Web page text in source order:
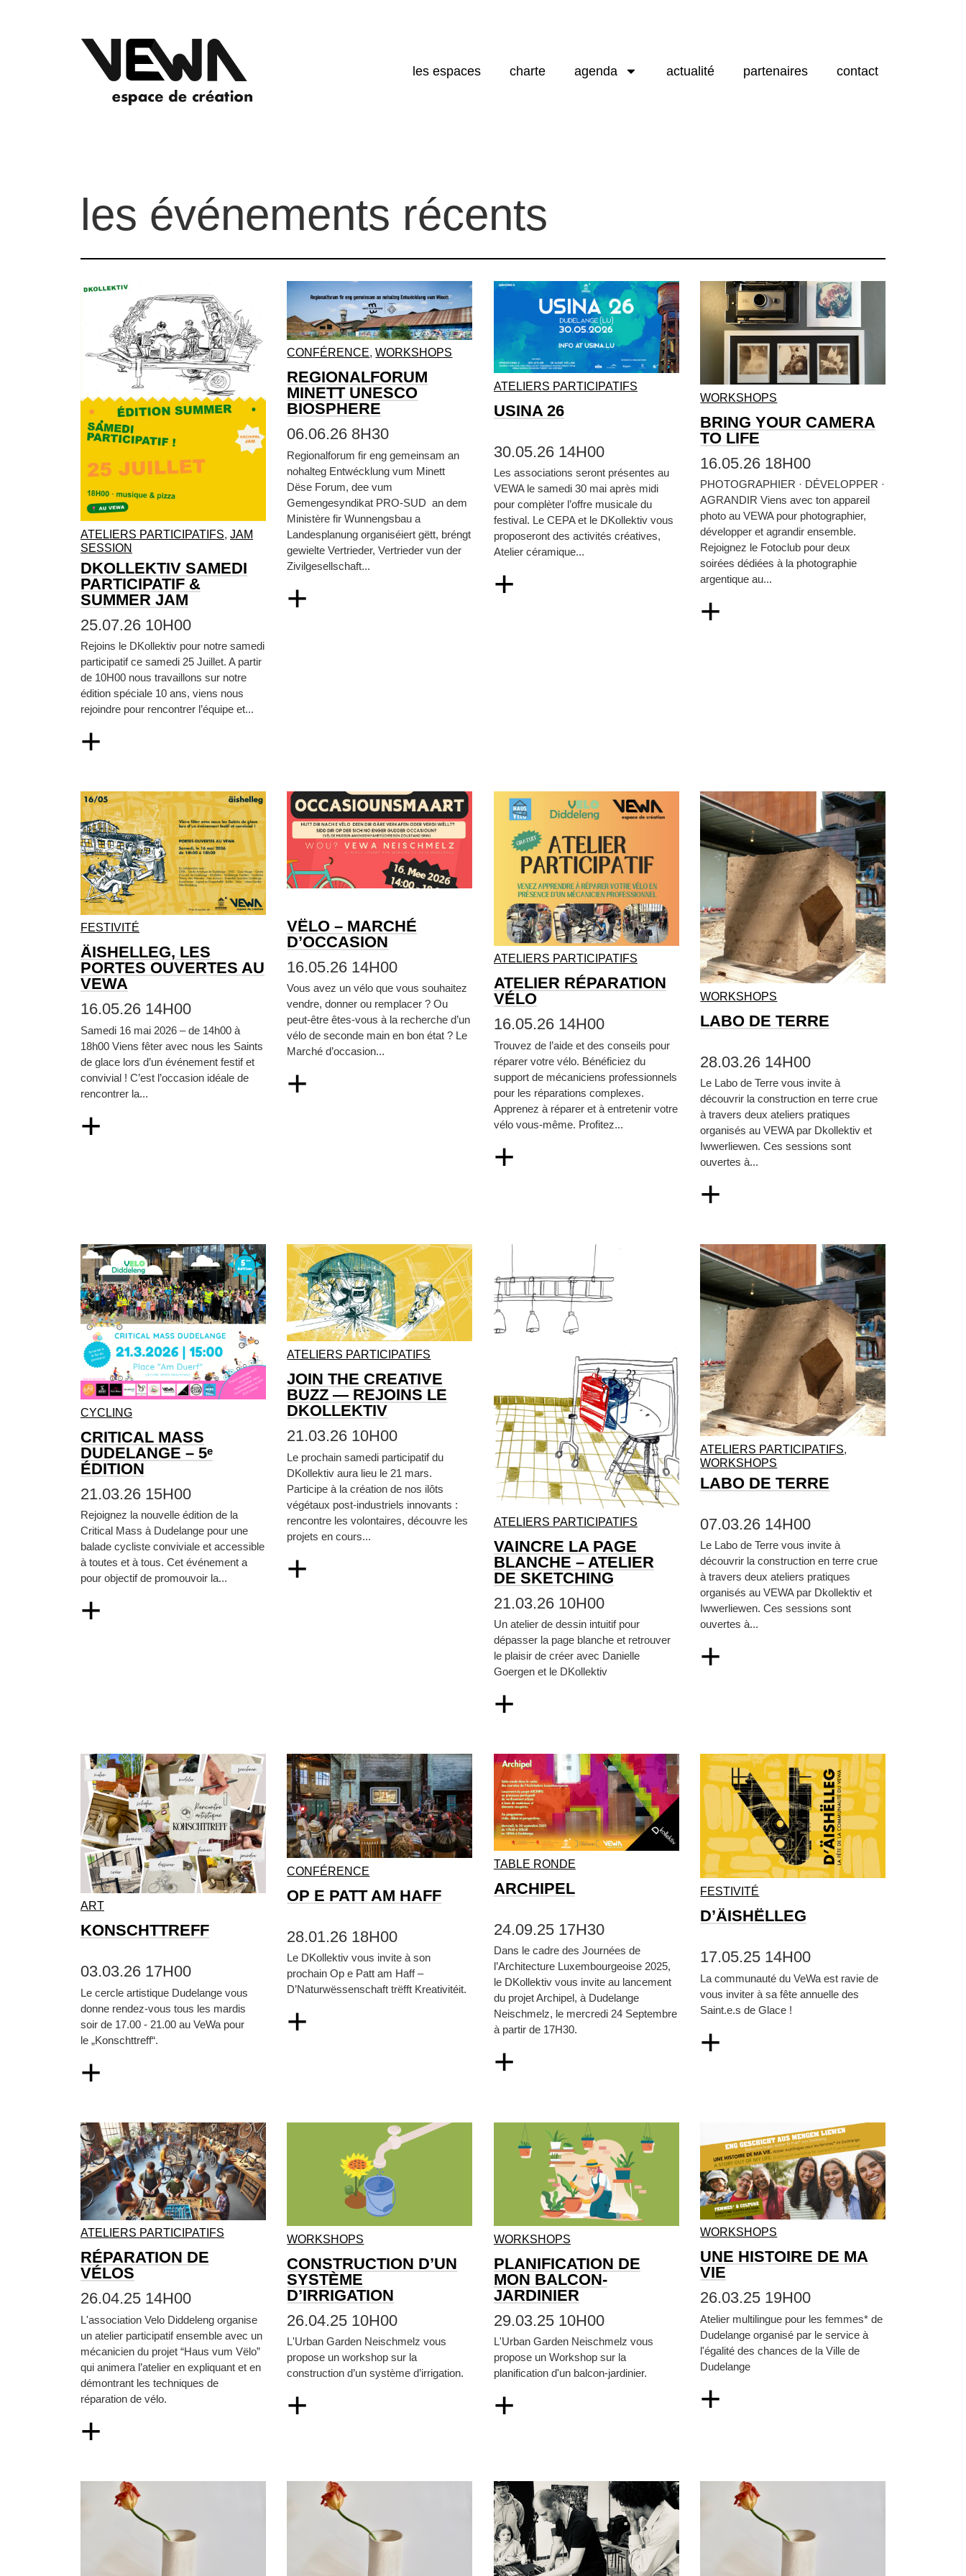
les espaces charte agenda actualité partenaires contact
les événements récents
ATELIERS PARTICIPATIFS, JAM
SESSION
DKOLLEKTIV SAMEDI
PARTICIPATIF &
SUMMER JAM
25.07.26 10H00
Rejoins le DKollektiv pour notre samedi
participatif ce samedi 25 Juillet. A partir
de 10H00 nous travaillons sur notre
édition spéciale 10 ans, viens nous
rejoindre pour rencontrer l’équipe et...
+
CONFÉRENCE,WORKSHOPS
REGIONALFORUM
MINETT UNESCO
BIOSPHERE
06.06.26 8H30
Regionalforum fir eng gemeinsam an
nohalteg Entwécklung vum Minett
Dëse Forum, dee vum
Gemengesyndikat PRO-SUD an dem
Ministère fir Wunnengsbau a
Landesplanung organiséiert gëtt, bréngt
gewielte Vertrieder, Vertrieder vun der
Zivilgesellschaft...
+
ATELIERS PARTICIPATIFS
USINA 26
30.05.26 14H00
Les associations seront présentes au
VEWA le samedi 30 mai après midi
pour complèter l’offre musicale du
festival. Le CEPA et le DKollektiv vous
proposeront des activités créatives,
Atelier céramique...
+
WORKSHOPS
BRING YOUR CAMERA
TO LIFE
16.05.26 18H00
PHOTOGRAPHIER · DÉVELOPPER ·
AGRANDIR Viens avec ton appareil
photo au VEWA pour photographier,
développer et agrandir ensemble.
Rejoignez le Fotoclub pour deux
soirées dédiées à la photographie
argentique au...
+
FESTIVITÉ
ÄISHELLEG, LES
PORTES OUVERTES AU
VEWA
16.05.26 14H00
Samedi 16 mai 2026 – de 14h00 à
18h00 Viens fêter avec nous les Saints
de glace lors d’un événement festif et
convivial ! C’est l’occasion idéale de
rencontrer la...
+
VËLO – MARCHÉ
D’OCCASION
16.05.26 14H00
Vous avez un vélo que vous souhaitez
vendre, donner ou remplacer ? Ou
peut‑être êtes‑vous à la recherche d’un
vélo de seconde main en bon état ? Le
Marché d’occasion...
+
ATELIERS PARTICIPATIFS
ATELIER RÉPARATION
VÉLO
16.05.26 14H00
Trouvez de l’aide et des conseils pour
réparer votre vélo. Bénéficiez du
support de mécaniciens professionnels
pour les réparations complexes.
Apprenez à réparer et à entretenir votre
vélo vous‑même. Profitez...
+
WORKSHOPS
LABO DE TERRE
28.03.26 14H00
Le Labo de Terre vous invite à
découvrir la construction en terre crue
à travers deux ateliers pratiques
organisés au VEWA par Dkollektiv et
Iwwerliewen. Ces sessions sont
ouvertes à...
+
CYCLING
CRITICAL MASS
DUDELANGE – 5ᵉ
ÉDITION
21.03.26 15H00
Rejoignez la nouvelle édition de la
Critical Mass à Dudelange pour une
balade cycliste conviviale et accessible
à toutes et à tous. Cet événement a
pour objectif de promouvoir la...
+
ATELIERS PARTICIPATIFS
JOIN THE CREATIVE
BUZZ — REJOINS LE
DKOLLEKTIV
21.03.26 10H00
Le prochain samedi participatif du
DKollektiv aura lieu le 21 mars.
Participe à la création de nos ilôts
végétaux post-industriels innovants :
rencontre les volontaires, découvre les
projets en cours...
+
ATELIERS PARTICIPATIFS
VAINCRE LA PAGE
BLANCHE – ATELIER
DE SKETCHING
21.03.26 10H00
Un atelier de dessin intuitif pour
dépasser la page blanche et retrouver
le plaisir de créer avec Danielle
Goergen et le DKollektiv
+
ATELIERS PARTICIPATIFS,
WORKSHOPS
LABO DE TERRE
07.03.26 14H00
Le Labo de Terre vous invite à
découvrir la construction en terre crue
à travers deux ateliers pratiques
organisés au VEWA par Dkollektiv et
Iwwerliewen. Ces sessions sont
ouvertes à...
+
ART
KONSCHTTREFF
03.03.26 17H00
Le cercle artistique Dudelange vous
donne rendez-vous tous les mardis
soir de 17.00 - 21.00 au VeWa pour
le „Konschttreff“.
+
CONFÉRENCE
OP E PATT AM HAFF
28.01.26 18H00
Le DKollektiv vous invite à son
prochain Op e Patt am Haff –
D’Naturwëssenschaft trëfft Kreativitéit.
+
TABLE RONDE
ARCHIPEL
24.09.25 17H30
Dans le cadre des Journées de
l’Architecture Luxembourgeoise 2025,
le DKollektiv vous invite au lancement
du projet Archipel, à Dudelange
Neischmelz, le mercredi 24 Septembre
à partir de 17H30.
+
FESTIVITÉ
D’ÄISHËLLEG
17.05.25 14H00
La communauté du VeWa est ravie de
vous inviter à sa fête annuelle des
Saint.e.s de Glace !
+
ATELIERS PARTICIPATIFS
RÉPARATION DE
VÉLOS
26.04.25 14H00
L'association Velo Diddeleng organise
un atelier participatif ensemble avec un
mécanicien du projet “Haus vum Vëlo”
qui animera l’atelier en expliquant et en
démontrant les techniques de
réparation de vélo.
+
WORKSHOPS
CONSTRUCTION D’UN
SYSTÈME
D’IRRIGATION
26.04.25 10H00
L'Urban Garden Neischmelz vous
propose un workshop sur la
construction d’un système d’irrigation.
+
WORKSHOPS
PLANIFICATION DE
MON BALCON-
JARDINIER
29.03.25 10H00
L'Urban Garden Neischmelz vous
propose un Workshop sur la
planification d'un balcon-jardinier.
+
WORKSHOPS
UNE HISTOIRE DE MA
VIE
26.03.25 19H00
Atelier multilingue pour les femmes* de
Dudelange organisé par le service à
l'égalité des chances de la Ville de
Dudelange
+